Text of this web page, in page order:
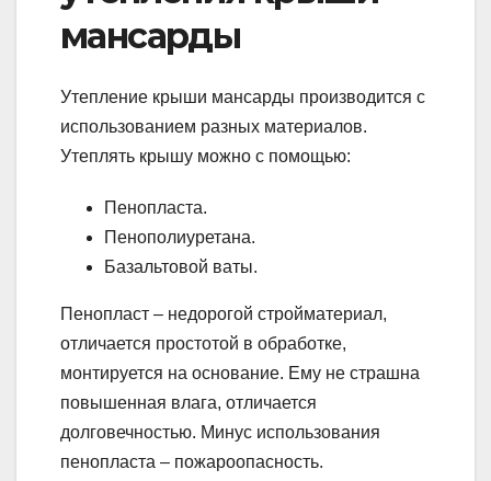
мансарды
Утепление крыши мансарды производится с
использованием разных материалов.
Утеплять крышу можно с помощью:
Пенопласта.
Пенополиуретана.
Базальтовой ваты.
Пенопласт – недорогой стройматериал,
отличается простотой в обработке,
монтируется на основание. Ему не страшна
повышенная влага, отличается
долговечностью. Минус использования
пенопласта – пожароопасность.